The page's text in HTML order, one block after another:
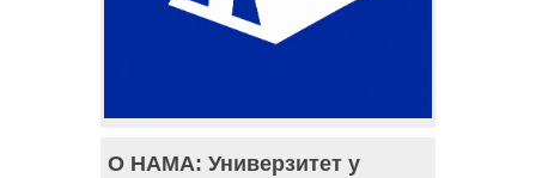
О НАМА: Универзитет у